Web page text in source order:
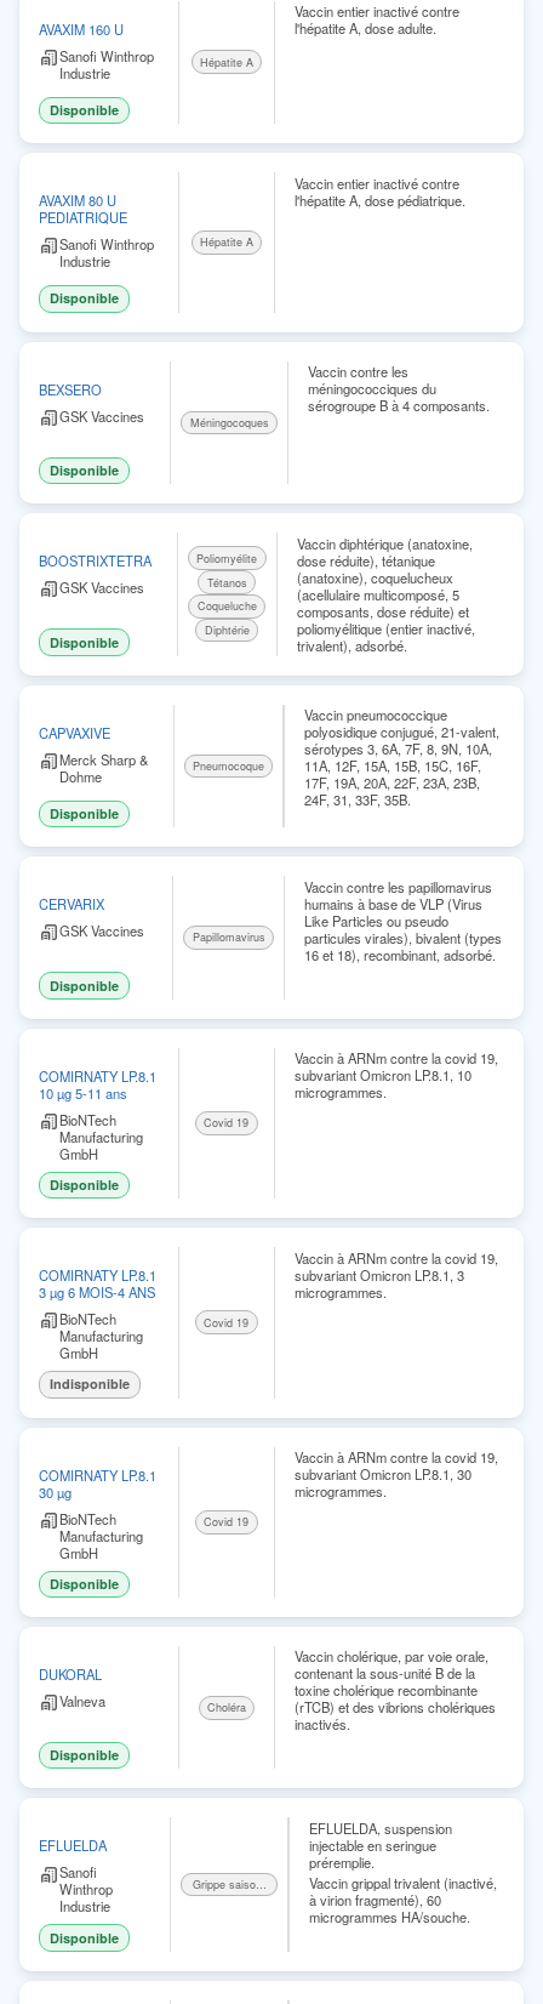
AVAXIM 160 U
Sanofi Winthrop
Industrie
Disponible
Hépatite A
Vaccin entier inactivé contre
l'hépatite A, dose adulte.
AVAXIM 80 U
PEDIATRIQUE
Sanofi Winthrop
Industrie
Disponible
Hépatite A
Vaccin entier inactivé contre
l'hépatite A, dose pédiatrique.
BEXSERO
GSK Vaccines
Disponible
Méningocoques
Vaccin contre les
méningococciques du
sérogroupe B à 4 composants.
BOOSTRIXTETRA
GSK Vaccines
Disponible
Poliomyélite
Tétanos
Coqueluche
Diphtérie
Vaccin diphtérique (anatoxine,
dose réduite), tétanique
(anatoxine), coquelucheux
(acellulaire multicomposé, 5
composants, dose réduite) et
poliomyélitique (entier inactivé,
trivalent), adsorbé.
CAPVAXIVE
Merck Sharp &
Dohme
Disponible
Pneumocoque
Vaccin pneumococcique
polyosidique conjugué, 21-valent,
sérotypes 3, 6A, 7F, 8, 9N, 10A,
11A, 12F, 15A, 15B, 15C, 16F,
17F, 19A, 20A, 22F, 23A, 23B,
24F, 31, 33F, 35B.
CERVARIX
GSK Vaccines
Disponible
Papillomavirus
Vaccin contre les papillomavirus
humains à base de VLP (Virus
Like Particles ou pseudo
particules virales), bivalent (types
16 et 18), recombinant, adsorbé.
COMIRNATY LP.8.1
10 µg 5-11 ans
BioNTech
Manufacturing
GmbH
Disponible
Covid 19
Vaccin à ARNm contre la covid 19,
subvariant Omicron LP.8.1, 10
microgrammes.
COMIRNATY LP.8.1
3 µg 6 MOIS-4 ANS
BioNTech
Manufacturing
GmbH
Indisponible
Covid 19
Vaccin à ARNm contre la covid 19,
subvariant Omicron LP.8.1, 3
microgrammes.
COMIRNATY LP.8.1
30 µg
BioNTech
Manufacturing
GmbH
Disponible
Covid 19
Vaccin à ARNm contre la covid 19,
subvariant Omicron LP.8.1, 30
microgrammes.
DUKORAL
Valneva
Disponible
Choléra
Vaccin cholérique, par voie orale,
contenant la sous-unité B de la
toxine cholérique recombinante
(rTCB) et des vibrions cholériques
inactivés.
EFLUELDA
Sanofi
Winthrop
Industrie
Disponible
Grippe saisonnière
EFLUELDA, suspension
injectable en seringue
préremplie.
Vaccin grippal trivalent (inactivé,
à virion fragmenté), 60
microgrammes HA/souche.